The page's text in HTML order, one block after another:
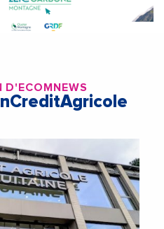
D'ECOMNEWS